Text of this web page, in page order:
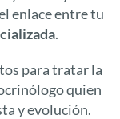
enlace entre tu
.
para tratar la
quien
y evolución.